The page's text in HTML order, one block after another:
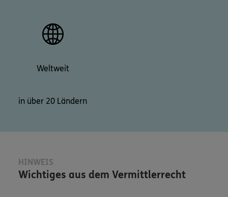
Weltweit
in über 20 Ländern
HINWEIS
Wichtiges aus dem Vermittlerrecht